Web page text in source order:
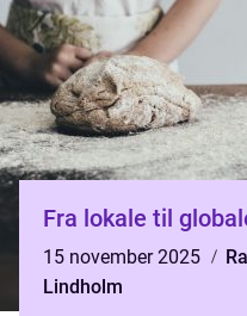
Fra lokale til
15 november 2025
Lindholm